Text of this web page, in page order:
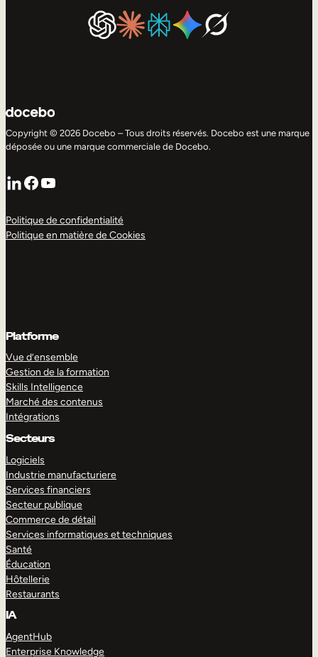
Copyright © 2026 Docebo – Tous droits réservés. Docebo est une marque
déposée ou une marque commerciale de Docebo.
LinkedIn
Facebook
YouTube
Politique de confidentialité
Politique en matière de Cookies
Platforme
Vue d’ensemble
Gestion de la formation
Skills Intelligence
Marché des contenus
Intégrations
Secteurs
Logiciels
Industrie manufacturiere
Services financiers
Secteur publique
Commerce de détail
Services informatiques et techniques
Santé
Éducation
Hôtellerie
Restaurants
IA
AgentHub
Enterprise Knowledge